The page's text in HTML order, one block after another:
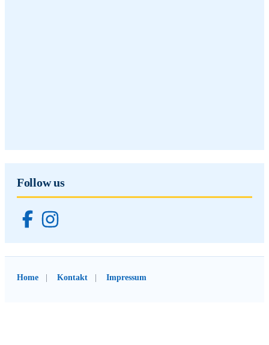
Follow us
Home Kontakt Impressum